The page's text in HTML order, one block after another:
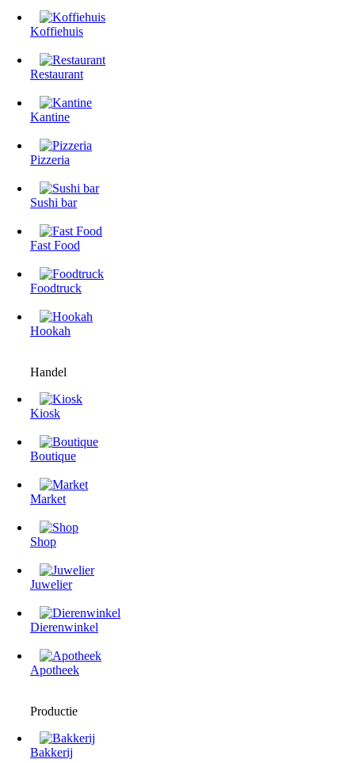
Koffiehuis
Restaurant
Kantine
Pizzeria
Sushi bar
Fast Food
Foodtruck
Hookah
Handel
Kiosk
Boutique
Market
Shop
Juwelier
Dierenwinkel
Apotheek
Productie
Bakkerij